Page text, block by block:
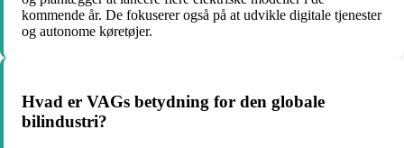
kommende år. De fokuserer også på at udvikle digitale tjenester
og autonome køretøjer.
Hvad er VAGs betydning for den globale
bilindustri?